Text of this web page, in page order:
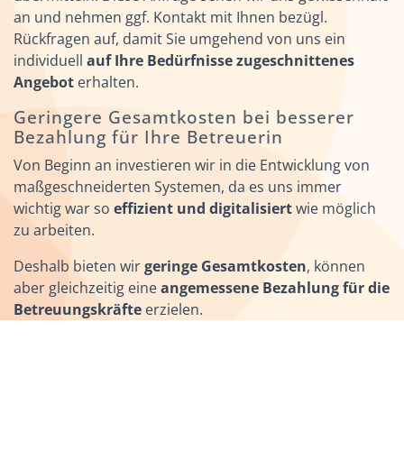
an und nehmen ggf. Kontakt mit Ihnen bezügl.
Rückfragen auf, damit Sie umgehend von uns ein
individuell auf Ihre Bedürfnisse zugeschnittenes
Angebot erhalten.
Geringere Gesamtkosten bei besserer
Bezahlung für Ihre Betreuerin
Von Beginn an investieren wir in die Entwicklung von
maßgeschneiderten Systemen, da es uns immer
wichtig war so effizient und digitalisiertwie möglich
zu arbeiten.
Deshalb bieten wirgeringe Gesamtkosten, können
aber gleichzeitig eineangemessene Bezahlung für die
Betreuungskräfte erzielen.